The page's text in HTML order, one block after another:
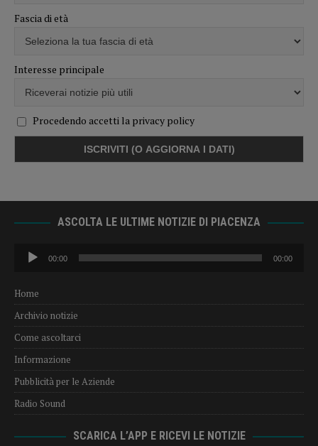
Fascia di età
Interesse principale
Procedendo accetti la privacy policy
ASCOLTA LE ULTIME NOTIZIE DI PIACENZA
Audio
Player
00:00 00:00
Home
Archivio notizie
Come ascoltarci
Informazione
Pubblicità per le Aziende
Radio Sound
SCARICA L’APP E RICEVI LE NOTIZIE